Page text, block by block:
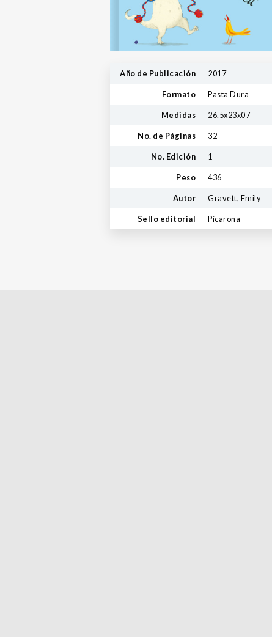
Año de Publicación 2017
Formato Pasta Dura
Medidas 26.5x23x07
No. de Páginas 32
No. Edición 1
Peso 436
Autor Gravett, Emily
Sello editorial Picarona